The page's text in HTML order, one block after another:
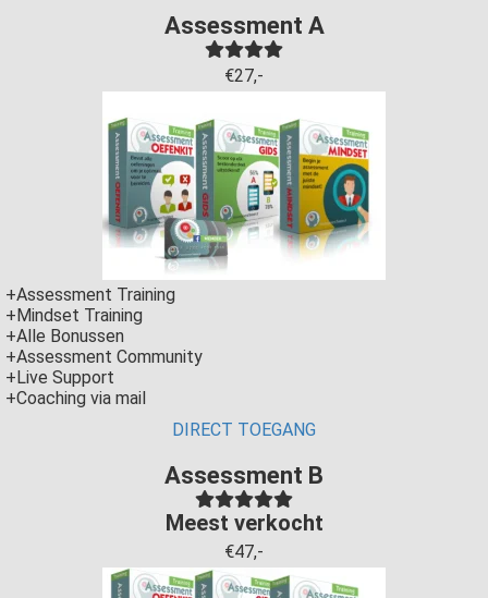
Assessment A
€27,-
+Assessment Training
+Mindset Training
+Alle Bonussen
+Assessment Community
+Live Support
+Coaching via mail
DIRECT TOEGANG
Assessment B
Meest verkocht
€47,-